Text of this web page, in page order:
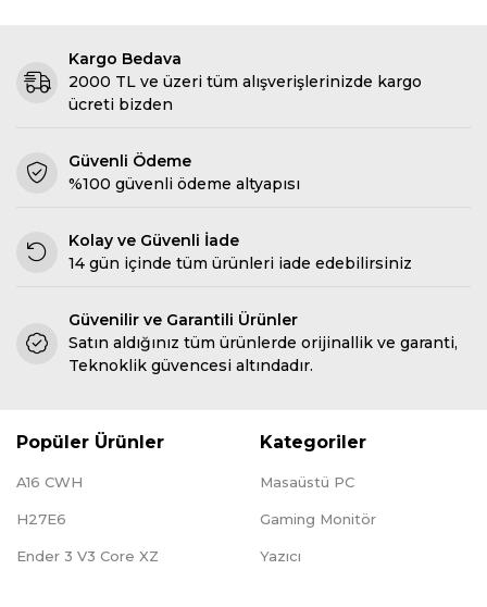
Kargo Bedava
2000 TL ve üzeri tüm alışverişlerinizde kargo
ücreti bizden
Güvenli Ödeme
%100 güvenli ödeme altyapısı
Kolay ve Güvenli İade
14 gün içinde tüm ürünleri iade edebilirsiniz
Güvenilir ve Garantili Ürünler
Satın aldığınız tüm ürünlerde orijinallik ve garanti,
Teknoklik güvencesi altındadır.
Popüler Ürünler
A16 CWH
H27E6
Ender 3 V3 Core XZ
Kategoriler
Masaüstü PC
Gaming Monitör
Yazıcı